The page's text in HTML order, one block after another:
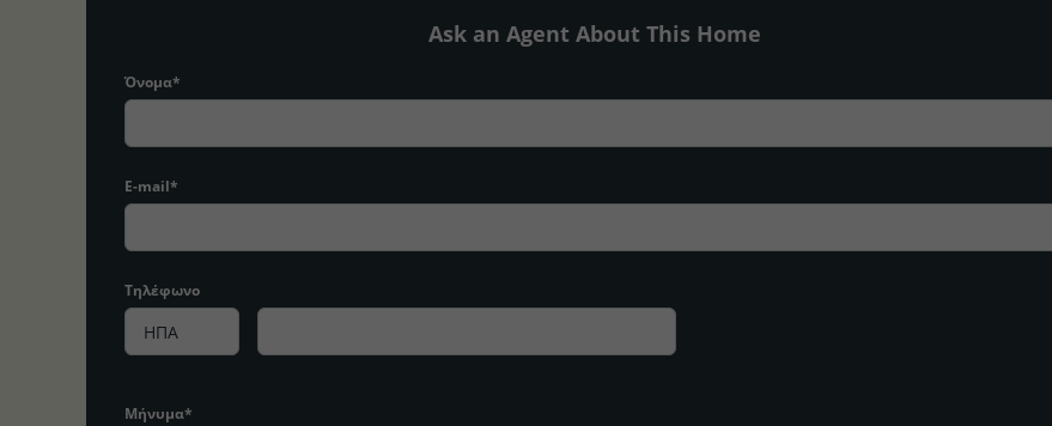
Ask an Agent About This Home
Όνομα*
E-mail*
Τηλέφωνο
Μήνυμα*